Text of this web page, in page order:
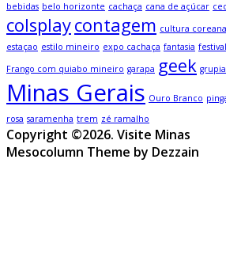
bebidas belo horizonte cachaça cana de açúcar
colsplaycontagem cultura coreana
estaçao estilo mineiro expo cachaça fantasia festival
Frango com quiabo mineiro garapa geek
Minas Gerais Ouro Branco
rosa saramenha trem zé ramalho
Copyright ©2026. Visite Minas
Mesocolumn Theme by Dezzain